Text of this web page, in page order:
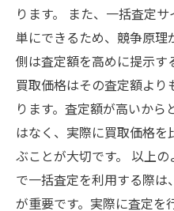
ります。 また、一括査定
単にできるため、競争原理
側は査定額を高めに提示
買取価格はその査定額よ
ります。査定額が高いか
はなく、実際に買取価格
ぶことが大切です。 以上
で一括査定を利用する際は
が重要です。実際に査定を